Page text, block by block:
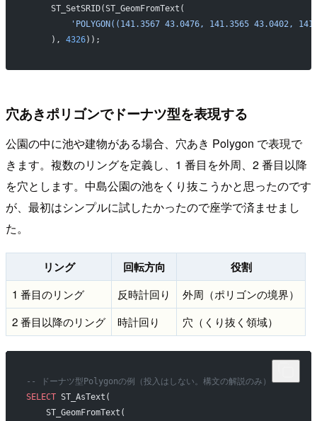
     ST_SetSRID(ST_GeomFromText(
'POLYGON((141.3567 43.0476, 141.3565 43.0402,
     ),
4326));
穴あきポリゴンでドーナツ型を表現する
公園の中に池や建物がある場合、穴あき Polygon で表現で
きます。複数のリングを定義し、1 番目を外周、2 番目以降
を穴とします。中島公園の池をくり抜こうかと思ったのです
が、最初はシンプルに試したかったので座学で済ませまし
た。
リング 回転方向 役割
1 番目のリング 反時計回り
外周（ポリゴンの境界）
2 番目以降のリング
時計回り 穴（くり抜く領域）
-- ドーナツ型Polygonの例（投入はしない。構文の解説のみ）
SELECT ST_AsText(
    ST_GeomFromText(